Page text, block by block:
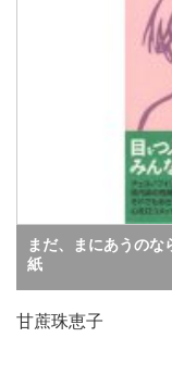
まだ、まにあうのな
紙
甘蔗珠恵子